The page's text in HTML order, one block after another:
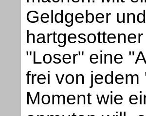
Geldgeber
"Loser" eine
frei von jedem
Moment wie